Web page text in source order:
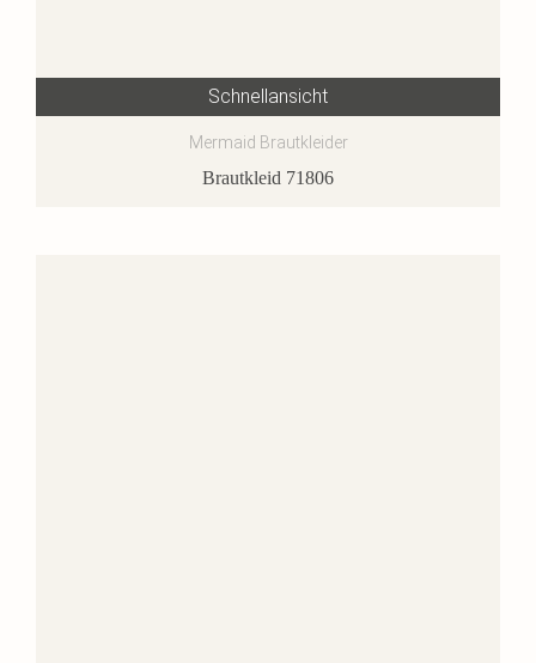
Schnellansicht
Mermaid Brautkleider
Brautkleid 71806